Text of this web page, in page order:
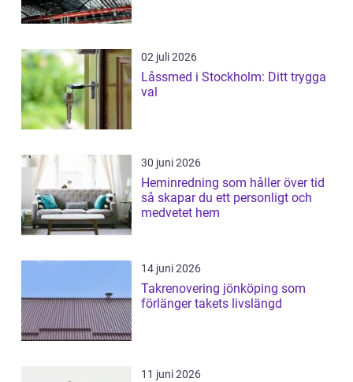
02 juli 2026
Låssmed i Stockholm: Ditt trygga
val
30 juni 2026
Heminredning som håller över tid
så skapar du ett personligt och
medvetet hem
14 juni 2026
Takrenovering jönköping som
förlänger takets livslängd
11 juni 2026